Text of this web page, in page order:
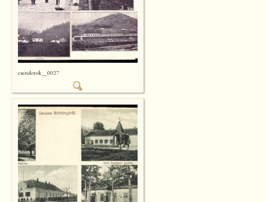
csendorok__0027